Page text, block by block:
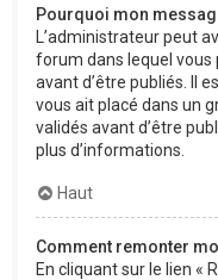
Pourquoi mon
L’administrateur peut
forum dans lequel vous
avant d’être publiés. Il
vous ait placé dans un
validés avant d’être
plus d’informations.
Haut
Comment remonter
En cliquant sur le lien «